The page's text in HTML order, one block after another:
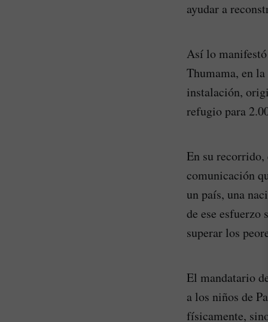
ayudar a
Así lo
Thumama, en
instalación,
refugio para
En su
comunicación
un país, una
de ese esfuerzo
superar los
El mandatario
a los niños de
físicamente,